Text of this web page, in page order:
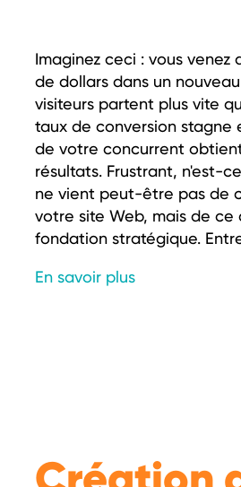
Imaginez ceci : vous venez
de dollars dans un
visiteurs partent plus vite
taux de conversion stagne
de votre concurrent
résultats. Frustrant, n'est-
ne vient peut-être pas de
votre site Web, mais de ce
fondation stratégique.
En savoir plus